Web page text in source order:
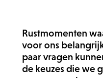
Rustmomenten
voor ons
paar vragen
de keuzes die we